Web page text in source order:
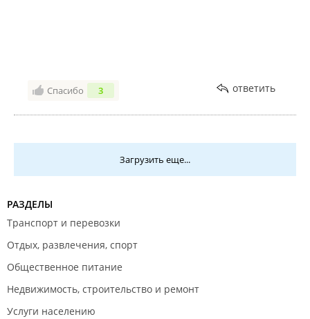
Спасибо 3 ответить
Загрузить еще...
РАЗДЕЛЫ
Транспорт и перевозки
Отдых, развлечения, спорт
Общественное питание
Недвижимость, строительство и ремонт
Услуги населению